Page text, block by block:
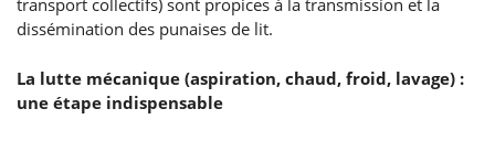
transport collectifs) sont propices à la transmission et la
dissémination des punaises de lit.
La lutte mécanique (aspiration, chaud, froid, lavage) :
une étape indispensable